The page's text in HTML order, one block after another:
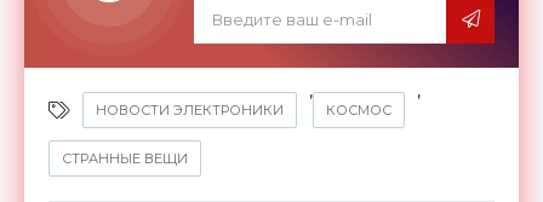
НОВОСТИ ЭЛЕКТРОНИКИ
,
КОСМОС
,
СТРАННЫЕ ВЕЩИ